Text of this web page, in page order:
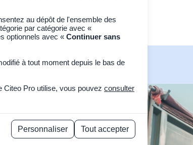
au dépôt de l'ensemble des
par catégorie avec «
optionnels avec « Continuer sans
à tout moment depuis le bas de
Citeo Pro utilise, vous pouvez consulter
Personnaliser
Tout accepter